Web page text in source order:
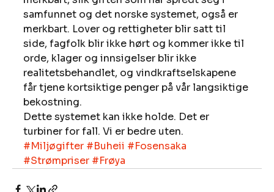
samfunnet og det norske systemet, også er
merkbart. Lover og rettigheter blir satt til
side, fagfolk blir ikke hørt og kommer ikke til
orde, klager og innsigelser blir ikke
realitetsbehandlet, og vindkraftselskapene
får tjene kortsiktige penger på vår langsiktige
bekostning.
Dette systemet kan ikke holde. Det er
turbiner for fall. Vi er bedre uten.
#Miljøgifter #Buheii #Fosensaka
#Strømpriser #Frøya